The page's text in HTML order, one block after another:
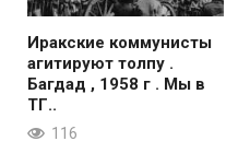
Иракские коммунисты
агитируют толпу .
Багдад , 1958 г . Мы в
ТГ..
116